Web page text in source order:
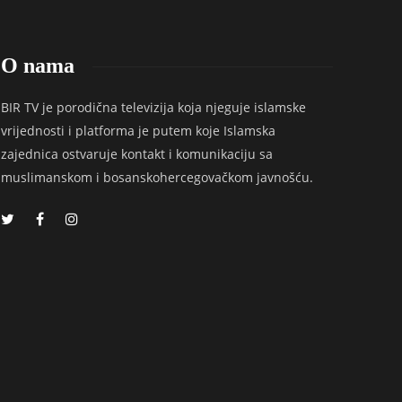
O nama
BIR TV je porodična televizija koja njeguje islamske
vrijednosti i platforma je putem koje Islamska
zajednica ostvaruje kontakt i komunikaciju sa
muslimanskom i bosanskohercegovačkom javnošću.